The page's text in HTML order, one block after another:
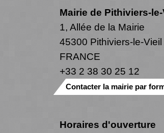
Mairie de Pithiviers-
1, Allée de la Mairie
45300 Pithiviers-le-Vieil
FRANCE
+33 2 38 30 25 12
Contacter la mairie par
Horaires d'ouverture